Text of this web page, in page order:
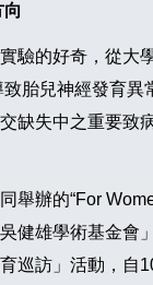
的好奇，從大
兒神經發育
失中之重要
辦的“For
雄學術基金
訪」活動，